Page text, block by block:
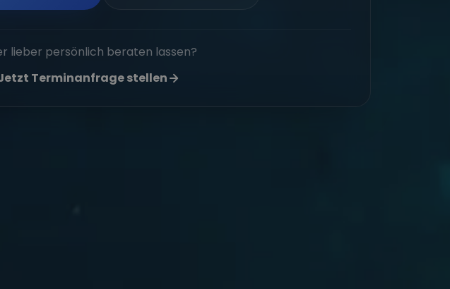
lieber persönlich beraten lassen?
Terminanfrage stellen